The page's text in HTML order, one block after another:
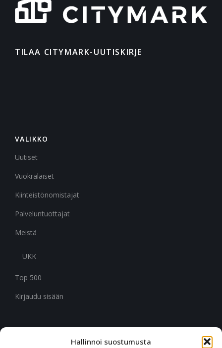
Hallinnoi suostumusta
TILAA CITYMARK-UUTISKIRJE
VALIKKO
Uutiset
Vuokralaiset
Kiinteistönomistajat
Palveluntuottajat
Meistä
UKK
Top 500
Kirjaudu sisään
CITYMARK SUOMI